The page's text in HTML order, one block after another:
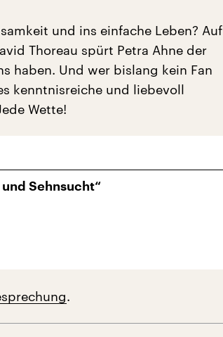
und ins einfache Leben? Auf
Thoreau spürt Petra Ahne der
haben. Und wer bislang kein Fan
kenntnisreiche und liebevoll
Wette!
Sehnsucht“
.